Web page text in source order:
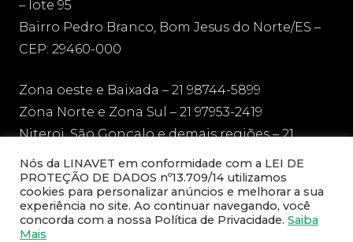
– lote 95
Bairro Pedro Branco, Bom Jesus do Norte/ES –
CEP: 29460-000
Zona oeste e Baixada – 21 98744-5899
Zona Norte e Zona Sul – 21 97953-2419
Niteroi, São Gonçalo e demais regiões – 21
97136-1606
sac@linavet.com.br
21 97953-2419 / 21 2591-1467
Nós da LINAVET em conformidade com a LEI DE
PROTEÇÃO DE DADOS nº13.709/14 utilizamos
cookies para personalizar anúncios e melhorar a sua
experiência no site. Ao continuar navegando, você
concorda com a nossa Política de Privacidade. Saiba
Mais